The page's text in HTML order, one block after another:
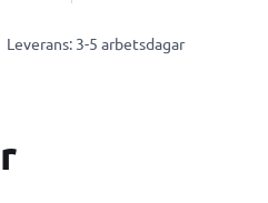
Leverans: 3-5 arbetsdagar